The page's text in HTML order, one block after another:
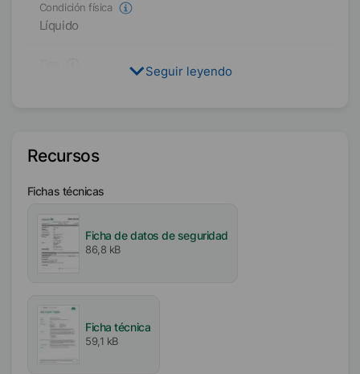
Condición física
Líquido
Polisiloxano modificado orgánicamente
100%
Disponibilidad
América
Incorporación
Feria
Libre de
Sin aceite mineral
Libre de APE
Seguir leyendo
Recursos
Fichas técnicas
Ficha de datos de seguridad
86,8 kB
Ficha técnica
59,1 kB